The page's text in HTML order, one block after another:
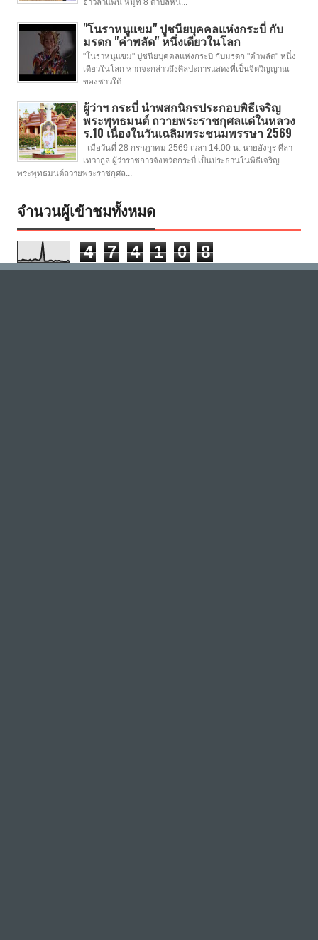
อ่าวลำแพน หมู่ที่ 8 ตำบลหน้...
"โนราหนูแขม" ปูชนียบุคคลแห่งกระบี่ กับ
มรดก "คำพลัด" หนึ่งเดียวในโลก
"โนราหนูแขม" ปูชนียบุคคลแห่งกระบี่ กับมรดก "คำพลัด" หนึ่ง
เดียวในโลก หากจะกล่าวถึงศิลปะการแสดงที่เป็นจิตวิญญาณ
ของชาวใต้ ...
ผู้ว่าฯ กระบี่ นำพสกนิกรประกอบพิธีเจริญ
พระพุทธมนต์ ถวายพระราชกุศลแด่ในหลวง
ร.10 เนื่องในวันเฉลิมพระชนมพรรษา 2569
เมื่อวันที่ 28 กรกฎาคม 2569 เวลา 14:00 น. นายอังกูร ศีลา
เทวากูล ผู้ว่าราชการจังหวัดกระบี่ เป็นประธานในพิธีเจริญ
พระพุทธมนต์ถวายพระราชกุศล...
จำนวนผู้เข้าชมทั้งหมด
4 7 4 1 0 8